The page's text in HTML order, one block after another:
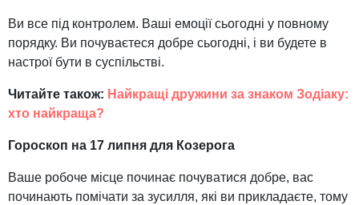
Ви все під контролем. Ваші емоції сьогодні у повному
порядку. Ви почуваєтеся добре сьогодні, і ви будете в
настрої бути в суспільстві.
Читайте також: Найкращі дружини за знаком Зодіаку:
хто найкраща?
Гороскоп на 17 липня для Козерога
Ваше робоче місце починає почуватися добре, вас
починають помічати за зусилля, які ви прикладаєте, тому